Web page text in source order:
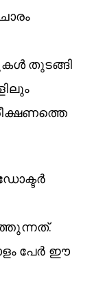
തുടങ്ങി
ഡോക്ടർ
പേർ ഈ